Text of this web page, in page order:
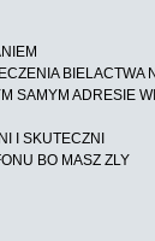
SAMYM ADRESIE
I SKUTECZNI
BO MASZ ZLY